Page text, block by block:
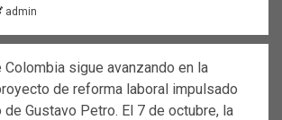
admin
Colombia sigue avanzando en la
de reforma laboral impulsado
de Gustavo Petro. El 7 de octubre, la